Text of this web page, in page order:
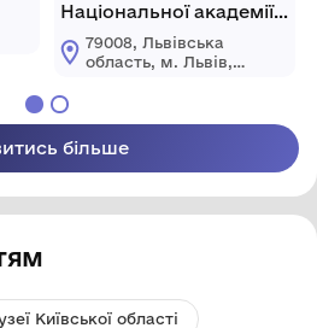
Національної академії
наук України
79008, Львівська
область, м. Львів,
більше
Київської області